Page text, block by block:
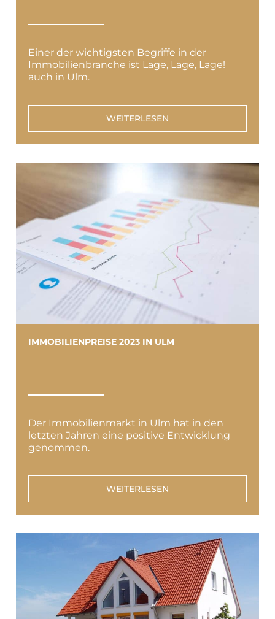
Einer der wichtigsten Begriffe in der
Immobilienbranche ist Lage, Lage, Lage!
auch in Ulm.
WEITERLESEN
IMMOBILIENPREISE 2023 IN ULM
Der Immobilienmarkt in Ulm hat in den
letzten Jahren eine positive Entwicklung
genommen.
WEITERLESEN